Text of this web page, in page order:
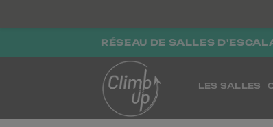
RÉSEAU DE SALLES
LES SALLES